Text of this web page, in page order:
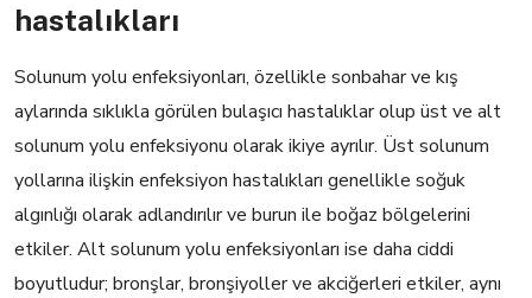
hastalıkları
Solunum yolu enfeksiyonları, özellikle sonbahar ve kış
aylarında sıklıkla görülen bulaşıcı hastalıklar olup üst ve alt
solunum yolu enfeksiyonu olarak ikiye ayrılır. Üst solunum
yollarına ilişkin enfeksiyon hastalıkları genellikle soğuk
algınlığı olarak adlandırılır ve burun ile boğaz bölgelerini
etkiler. Alt solunum yolu enfeksiyonları ise daha ciddi
boyutludur; bronşlar, bronşiyoller ve akciğerleri etkiler, aynı